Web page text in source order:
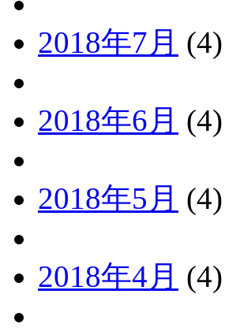
2018年7月 (4)
2018年6月 (4)
2018年5月 (4)
2018年4月 (4)